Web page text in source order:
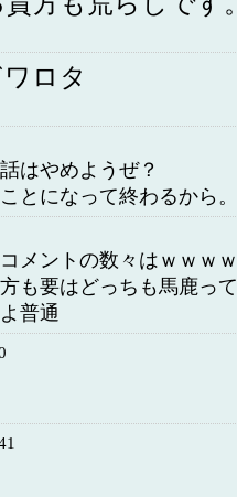
ロタ
はやめようぜ？
とになって終わるから。
メントの数々はｗｗｗ
も要はどっちも馬鹿っ
普通